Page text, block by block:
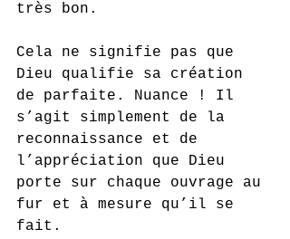
très bon.
Cela ne signifie pas que
Dieu qualifie sa création
de parfaite. Nuance ! Il
s’agit simplement de la
reconnaissance et de
l’appréciation que Dieu
porte sur chaque ouvrage au
fur et à mesure qu’il se
fait.